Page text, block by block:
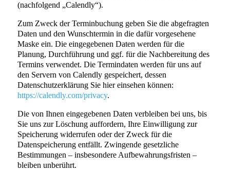
(nachfolgend „Calendly“).
Zum Zweck der Terminbuchung geben Sie die abgefragten
Daten und den Wunschtermin in die dafür vorgesehene
Maske ein. Die eingegebenen Daten werden für die
Planung, Durchführung und ggf. für die Nachbereitung des
Termins verwendet. Die Termindaten werden für uns auf
den Servern von Calendly gespeichert, dessen
Datenschutzerklärung Sie hier einsehen können:
https://calendly.com/privacy.
Die von Ihnen eingegebenen Daten verbleiben bei uns, bis
Sie uns zur Löschung auffordern, Ihre Einwilligung zur
Speicherung widerrufen oder der Zweck für die
Datenspeicherung entfällt. Zwingende gesetzliche
Bestimmungen – insbesondere Aufbewahrungsfristen –
bleiben unberührt.